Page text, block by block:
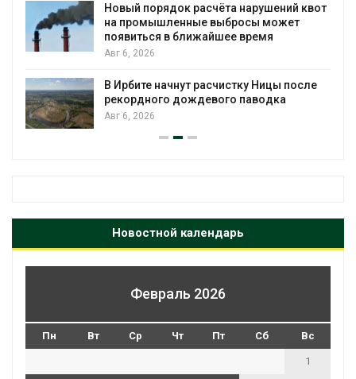
нарушений квот
выбросы может
время
Ницы после
паводка
проверяют по статье
Авг 5, 2026
для охраны
Авг 5, 2026
Новостной календарь
Февраль 2026
Пн Вт Ср Чт Пт Сб Вс
1